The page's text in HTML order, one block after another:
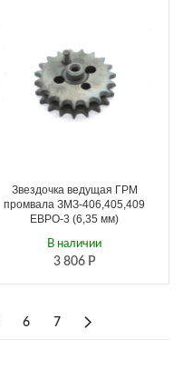
Звездочка ведущая ГРМ
промвала ЗМЗ-406,405,409
ЕВРО-3 (6,35 мм)
3 806 Р
В наличии
6 7